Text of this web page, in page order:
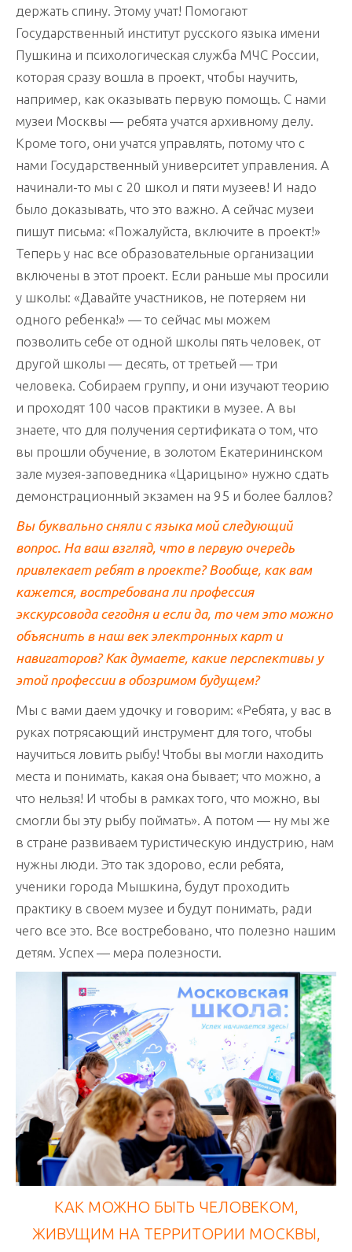
держать спину. Этому учат! Помогают
Государственный институт русского языка имени
Пушкина и психологическая служба МЧС России,
которая сразу вошла в проект, чтобы научить,
например, как оказывать первую помощь. С нами
музеи Москвы — ребята учатся архивному делу.
Кроме того, они учатся управлять, потому что с
нами Государственный университет управления. А
начинали-то мы с 20 школ и пяти музеев! И надо
было доказывать, что это важно. А сейчас музеи
пишут письма: «Пожалуйста, включите в проект!»
Теперь у нас все образовательные организации
включены в этот проект. Если раньше мы просили
у школы: «Давайте участников, не потеряем ни
одного ребенка!» — то сейчас мы можем
позволить себе от одной школы пять человек, от
другой школы — десять, от третьей — три
человека. Собираем группу, и они изучают теорию
и проходят 100 часов практики в музее. А вы
знаете, что для получения сертификата о том, что
вы прошли обучение, в золотом Екатерининском
зале музея-заповедника «Царицыно» нужно сдать
демонстрационный экзамен на 95 и более баллов?
Вы буквально сняли с языка мой следующий
вопрос. На ваш взгляд, что в первую очередь
привлекает ребят в проекте? Вообще, как вам
кажется, востребована ли профессия
экскурсовода сегодня и если да, то чем это можно
объяснить в наш век электронных карт и
навигаторов? Как думаете, какие перспективы у
этой профессии в обозримом будущем?
Мы с вами даем удочку и говорим: «Ребята, у вас в
руках потрясающий инструмент для того, чтобы
научиться ловить рыбу! Чтобы вы могли находить
места и понимать, какая она бывает; что можно, а
что нельзя! И чтобы в рамках того, что можно, вы
смогли бы эту рыбу поймать». А потом — ну мы же
в стране развиваем туристическую индустрию, нам
нужны люди. Это так здорово, если ребята,
ученики города Мышкина, будут проходить
практику в своем музее и будут понимать, ради
чего все это. Все востребовано, что полезно нашим
детям. Успех — мера полезности.
КАК МОЖНО БЫТЬ ЧЕЛОВЕКОМ,
ЖИВУЩИМ НА ТЕРРИТОРИИ МОСКВЫ,